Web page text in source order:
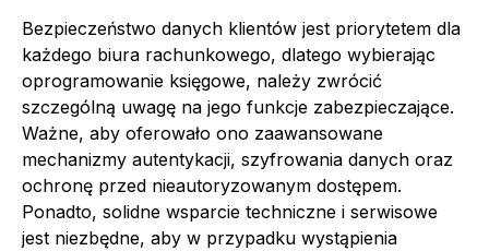
Bezpieczeństwo danych klientów jest priorytetem dla
każdego biura rachunkowego, dlatego wybierając
oprogramowanie księgowe, należy zwrócić
szczególną uwagę na jego funkcje zabezpieczające.
Ważne, aby oferowało ono zaawansowane
mechanizmy autentykacji, szyfrowania danych oraz
ochronę przed nieautoryzowanym dostępem.
Ponadto, solidne wsparcie techniczne i serwisowe
jest niezbędne, aby w przypadku wystąpienia